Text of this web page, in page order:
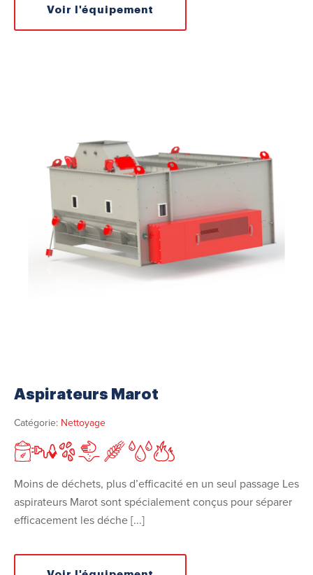
Voir l'équipement
Aspirateurs Marot
Catégorie: Nettoyage
Moins de déchets, plus d’efficacité en un seul passage Les
aspirateurs Marot sont spécialement conçus pour séparer
efficacement les déche [...]